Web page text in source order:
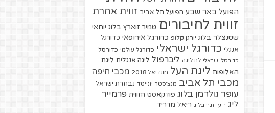
הפועל באר שבע הפועל תל אביב זווית אחרת
זווית לחיבורים טמיר זוארץ בלוג יוחאי
שטנצלר בלוג יורגן קלופ כדורגל אירופאי כדורגל
אנגלי כדורגל ישראלי כדורגל עולמי כדורסל
כדורסל ישראלי לה ליגה ליברפול ליגה אנגלית ליגת
האלופות ליגת העל מונדיאל 2018 מכבי חיפה
מכבי תל אביב מנצ'סטר יונייטד נבחרת ישראל
עופר גולדמן בלוג פודקאסט הזווית פרמייר
ליג רועי זגה בלוג ריאל מדריד